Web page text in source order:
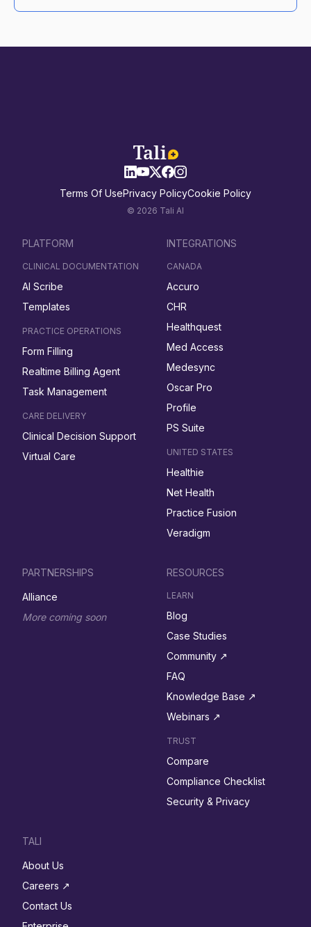
Terms Of UsePrivacy PolicyCookie Policy
© 2026 Tali AI
PLATFORM
CLINICAL DOCUMENTATION
AI Scribe
Templates
PRACTICE OPERATIONS
Form Filling
Realtime Billing Agent
Task Management
CARE DELIVERY
Clinical Decision Support
Virtual Care
INTEGRATIONS
CANADA
Accuro
CHR
Healthquest
Med Access
Medesync
Oscar Pro
Profile
PS Suite
UNITED STATES
Healthie
Net Health
Practice Fusion
Veradigm
PARTNERSHIPS
Alliance
More coming soon
RESOURCES
LEARN
Blog
Case Studies
Community ↗︎
FAQ
Knowledge Base ↗︎
Webinars ↗︎
TRUST
Compare
Compliance Checklist
Security & Privacy
TALI
About Us
Careers ↗︎
Contact Us